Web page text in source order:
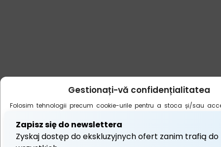
Gestionați-vă confidențialitatea
Folosim tehnologii precum cookie-urile pentru a stoca și/sau
navigare și pentru a vă afișa publicitate (ne)personalizată.
aceste tehnologii ne va permite să prelucrăm date precum
de navigare sau identificatorii unici de pe acest site.